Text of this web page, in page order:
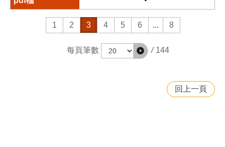
1 2 3 4 5 6 ... 8
每頁筆數 / 144
回上一頁